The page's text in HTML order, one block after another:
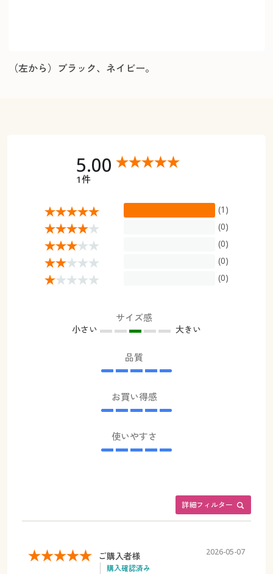
（左から）ブラック、ネイビー。
5.00
1件
(1)
(0)
(0)
(0)
(0)
サイズ感
小さい 大きい
品質
お買い得感
使いやすさ
詳細フィルター
ご購入者様
購入確認済み
2026-05-07